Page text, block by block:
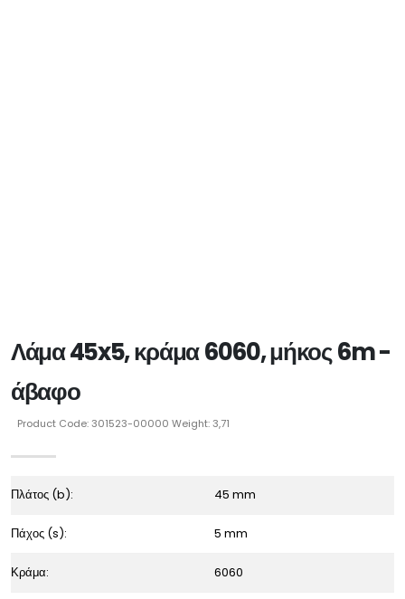
Λάμα 45x5, κράμα 6060, μήκος 6m -
άβαφο
Product Code: 301523-00000 Weight: 3,71
Πλάτος (b): 45 mm
Πάχος (s): 5 mm
Κράμα: 6060